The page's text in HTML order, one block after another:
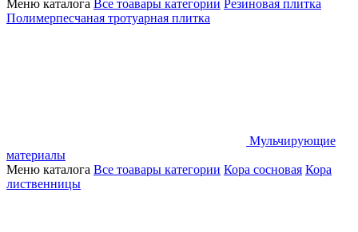
Меню каталога Все тоавары категории Резиновая плитка
Полимерпесчаная тротуарная плитка
Мульчирующие
материалы
Меню каталога Все тоавары категории Кора сосновая Кора
лиственницы